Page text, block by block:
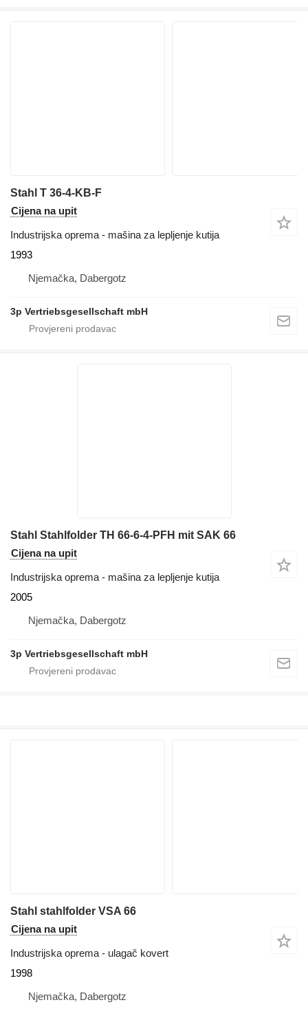
Stahl T 36-4-KB-F
Cijena na upit
Industrijska oprema - mašina za lepljenje kutija
1993
Njemačka, Dabergotz
3p Vertriebsgesellschaft mbH
Stahl Stahlfolder TH 66-6-4-PFH mit SAK 66
Cijena na upit
Industrijska oprema - mašina za lepljenje kutija
2005
Njemačka, Dabergotz
3p Vertriebsgesellschaft mbH
Stahl stahlfolder VSA 66
Cijena na upit
Industrijska oprema - ulagač kovert
1998
Njemačka, Dabergotz